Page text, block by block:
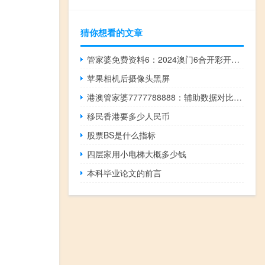
猜你想看的文章
管家婆免费资料6：2024澳门6合开彩开奖-广泛的解读分析-2060.PL.177
苹果相机后摄像头黑屏
港澳管家婆7777788888：辅助数据对比解释解答-1324.3D.A173
移民香港要多少人民币
股票BS是什么指标
四层家用小电梯大概多少钱
本科毕业论文的前言